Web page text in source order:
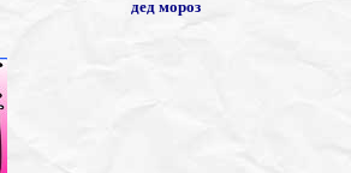
дед мороз